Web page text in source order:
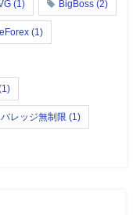
(1) BigBoss (2)
(1)
バレッジ無制限 (1)